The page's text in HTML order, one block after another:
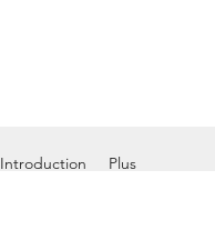
Introduction Plus